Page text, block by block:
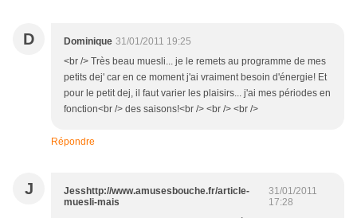
D Dominique 31/01/2011 19:25
<br /> Très beau muesli... je le remets au programme de mes
petits dej' car en ce moment j'ai vraiment besoin d'énergie! Et
pour le petit dej, il faut varier les plaisirs... j'ai mes périodes en
fonction<br /> des saisons!<br /> <br /> <br />
Répondre
J
Jesshttp://www.amusesbouche.fr/article-
muesli-mais
31/01/2011
17:28